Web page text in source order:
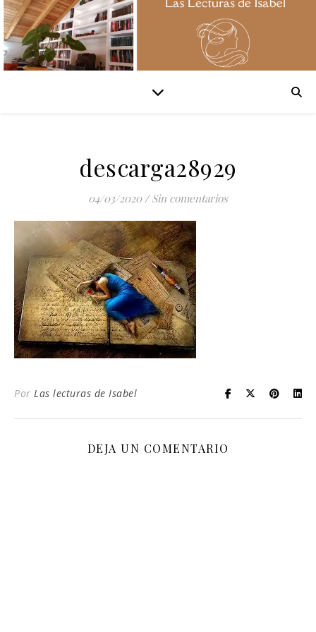
descarga28929
04/03/2020 / Sin comentarios
Por Las lecturas de Isabel
DEJA UN COMENTARIO